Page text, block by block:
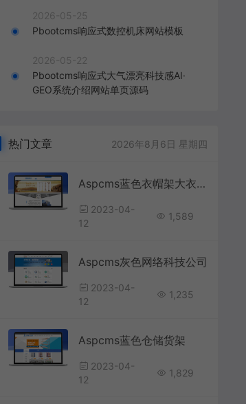
2026-05-25
Pbootcms响应式数控机床网站模板
2026-05-22
Pbootcms响应式大气漂亮科技感AI·
GEO系统介绍网站单页源码
热门文章 2026年8月6日 星期四
Aspcms蓝色衣帽架大衣架家具
2023-04-
12
1,589
Aspcms灰色网络科技公司
2023-04-
12
1,235
Aspcms蓝色仓储货架
2023-04-
12
1,829